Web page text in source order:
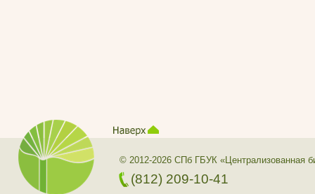
© 2012-2026 СПб ГБУК «Централизованная
(812) 209-10-41